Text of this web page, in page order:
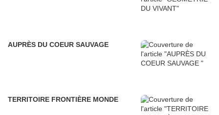
AUPRÈS DU COEUR SAUVAGE
TERRITOIRE FRONTIÈRE MONDE